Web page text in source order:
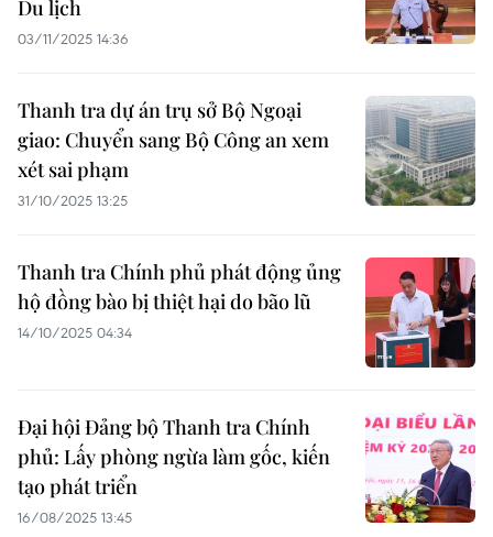
Du lịch
03/11/2025 14:36
Thanh tra dự án trụ sở Bộ Ngoại
giao: Chuyển sang Bộ Công an xem
xét sai phạm
31/10/2025 13:25
Thanh tra Chính phủ phát động ủng
hộ đồng bào bị thiệt hại do bão lũ
14/10/2025 04:34
Đại hội Đảng bộ Thanh tra Chính
phủ: Lấy phòng ngừa làm gốc, kiến
tạo phát triển
16/08/2025 13:45